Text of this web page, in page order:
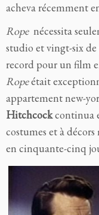
acheva récemment
Ropenécessita
studio et vingt-six de
record pour un film
Ropeétait
appartement new-
Hitchcockcontinua
costumes et à
en cinquante-cinq